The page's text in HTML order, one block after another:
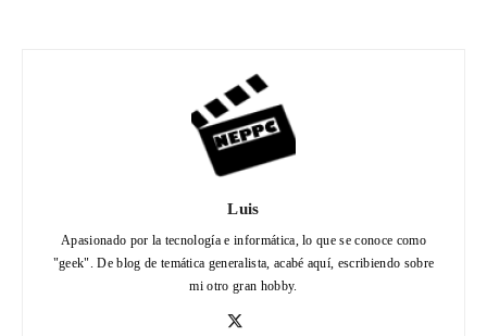
Luis
Apasionado por la tecnología e informática, lo que se conoce como
"geek". De blog de temática generalista, acabé aquí, escribiendo sobre
mi otro gran hobby.